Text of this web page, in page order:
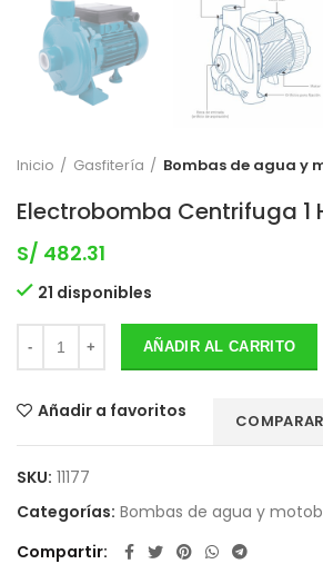
Inicio Gasfitería Bombas de agua y
Electrobomba Centrifuga 1
S/ 482.31
21 disponibles
AÑADIR AL CARRITO
Añadir a favoritos COMPARAR
SKU: 11177
Categorías: Bombas de agua y
Compartir